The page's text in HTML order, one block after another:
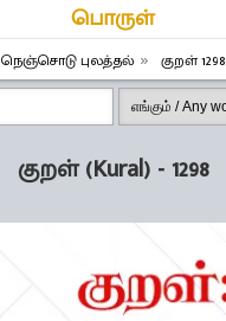
பொருள்
நெஞ்சொடு புலத்தல் குறள் 1298
குறள் (Kural) - 1298